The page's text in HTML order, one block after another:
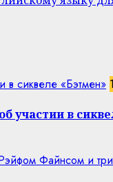
в сиквеле «Бэтмен» 1
участии в
Файнсом и